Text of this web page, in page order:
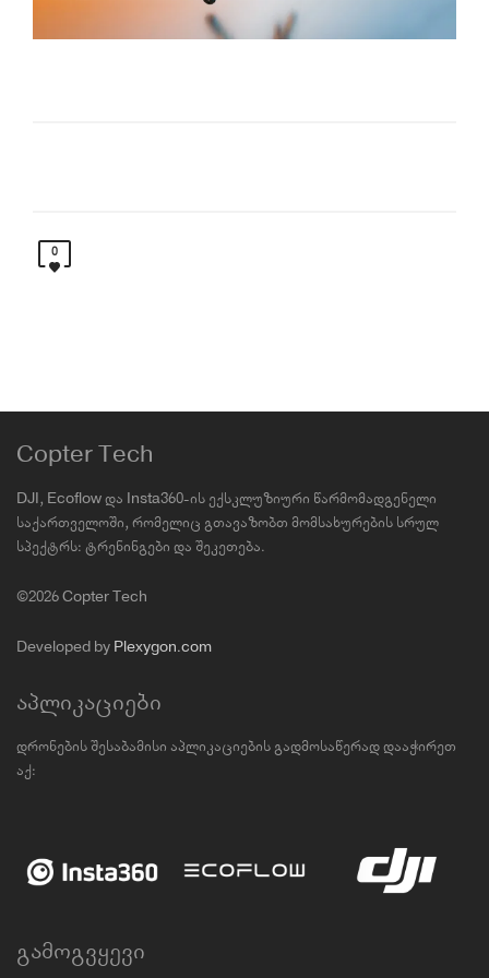
0
Copter Tech
DJI, Ecoflow და Insta360-ის ექსკლუზიური წარმომადგენელი
საქართველოში, რომელიც გთავაზობთ მომსახურების სრულ
სპექტრს: ტრენინგები და შეკეთება.
©2026 Copter Tech
Developed by Plexygon.com
აპლიკაციები
დრონების შესაბამისი აპლიკაციების გადმოსაწერად დააჭირეთ
აქ:
გამოგვყევი